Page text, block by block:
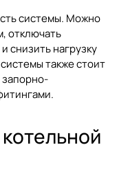
системы. Можно
отключать
снизить нагрузку
также стоит
запорно-
.